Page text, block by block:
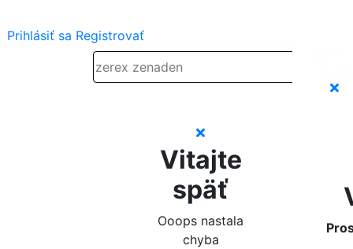
Prihlásiť sa Registrovať
Vitajte
späť
Ooops nastala
chyba